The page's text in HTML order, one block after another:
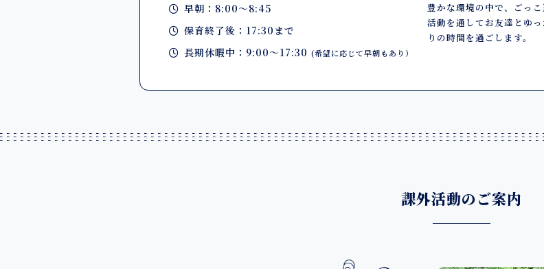
早朝：8:00～8:45
保育終了後：17:30まで
長期休暇中：9:00～17:30(希望に応じて早朝もあり）
豊かな環境の中で、ごっ
活動を通してお友達とゆ
りの時間を過ごします。
課外活動のご案内